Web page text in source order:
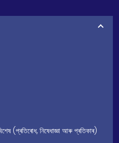
(প্ৰতিৰোধ, নিষেধাজ্ঞা আৰু প্ৰতিকাৰ)